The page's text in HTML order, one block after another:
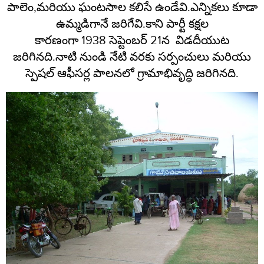
పాలెం,మరియు ఘంటసాల కలిసే ఉండేవి.ఎన్నికలు కూడా
ఉమ్మడిగానే జరిగేవి.కాని పార్టీ కక్షల
కారణంగా 1938సెప్టెంబర్ 21న విడదీయుట
జరిగినది.నాటి నుండి నేటి వరకు సర్పంచులు మరియు
స్పెషల్ ఆఫీసర్ల పాలనలో గ్రామాభివృద్ధి జరిగినది.